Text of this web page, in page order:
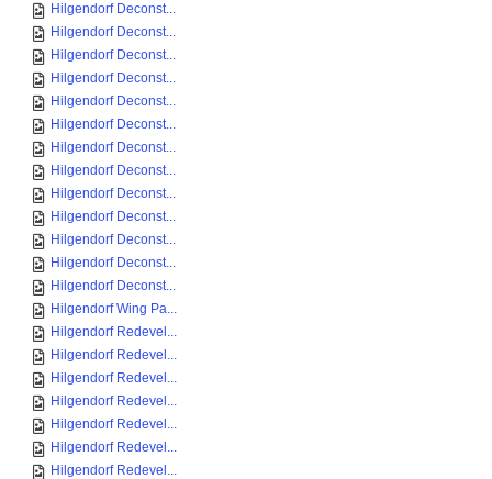
Hilgendorf Deconst...
Hilgendorf Deconst...
Hilgendorf Deconst...
Hilgendorf Deconst...
Hilgendorf Deconst...
Hilgendorf Deconst...
Hilgendorf Deconst...
Hilgendorf Deconst...
Hilgendorf Deconst...
Hilgendorf Deconst...
Hilgendorf Deconst...
Hilgendorf Deconst...
Hilgendorf Deconst...
Hilgendorf Wing Pa...
Hilgendorf Redevel...
Hilgendorf Redevel...
Hilgendorf Redevel...
Hilgendorf Redevel...
Hilgendorf Redevel...
Hilgendorf Redevel...
Hilgendorf Redevel...